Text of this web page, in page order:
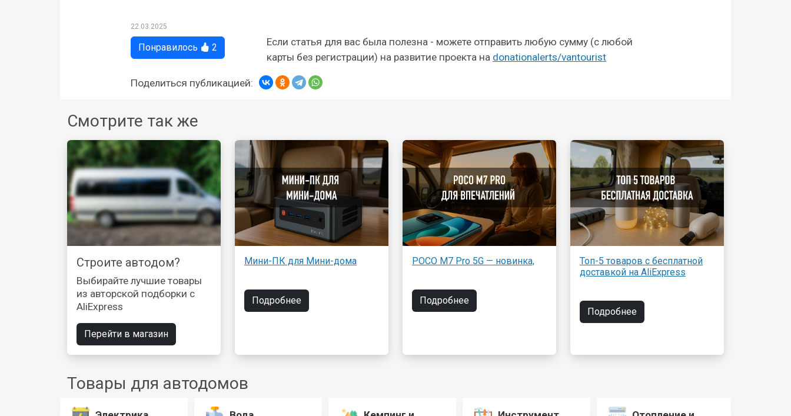
22.03.2025
Понравилось 2
Если статья для вас была полезна - можете отправить любую сумму (с любой
карты без регистрации) на развитие проекта на donationalerts/vantourist
Поделиться публикацией:
Смотрите так же
Строите автодом?
Выбирайте лучшие товары
из авторской подборки с
AliExpress
Перейти в магазин
Мини-ПК для Мини-дома
Подробнее
POCO M7 Pro 5G — новинка,
Подробнее
Топ-5 товаров с бесплатной
доставкой на AliExpress
Подробнее
Товары для автодомов